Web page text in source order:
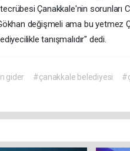
tecrübesi Çanakkale'nin
değişmeli ama bu yetmez
tanışmalıdır" dedi.
gider #çanakkale belediyesi